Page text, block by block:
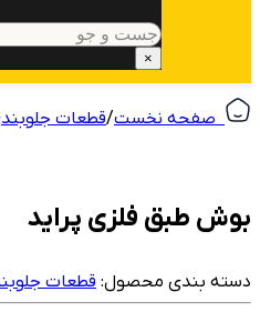
جستجو
×
/قطعات
بوش طبق فلزی پراید
دسته بندی محصول:قطعات